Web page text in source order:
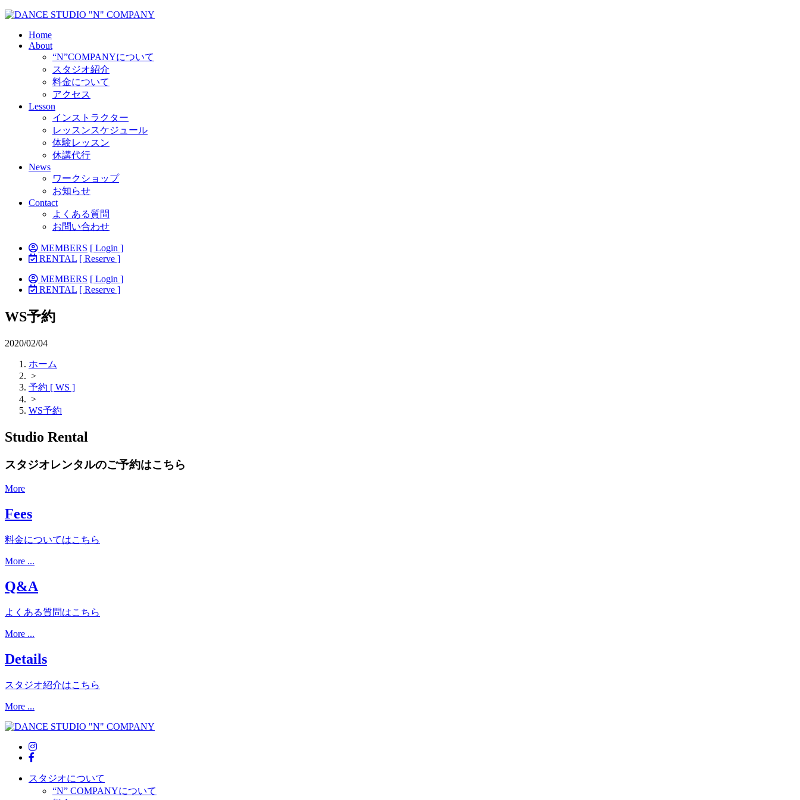
Home
About
“N”COMPANYについて
スタジオ紹介
料金について
アクセス
Lesson
インストラクター
レッスンスケジュール
体験レッスン
休講代行
News
ワークショップ
お知らせ
Contact
よくある質問
お問い合わせ
MEMBERS [ Login ]
RENTAL [ Reserve ]
MEMBERS [ Login ]
RENTAL [ Reserve ]
WS予約
2020/02/04
ホーム
>
予約 [ WS ]
>
WS予約
Studio Rental
スタジオレンタルのご予約はこちら
More
Fees
料金についてはこちら
More ...
Q&A
よくある質問はこちら
More ...
Details
スタジオ紹介はこちら
More ...
スタジオについて
“N” COMPANYについて